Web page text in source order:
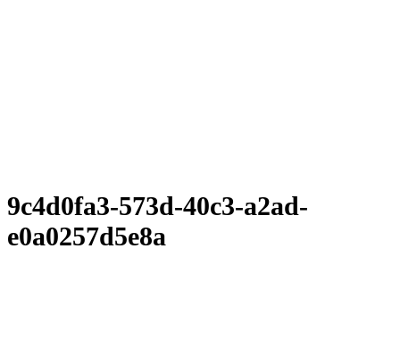
9c4d0fa3-573d-40c3-a2ad-
e0a0257d5e8a